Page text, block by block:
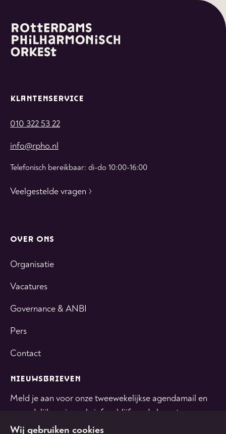
KLANTENSERVICE
010 322 53 22
info@rpho.nl
Telefonisch bereikbaar: di-do 10:00-16:00
Veelgestelde vragen
OVER ONS
Organisatie
Vacatures
Governance & ANBI
Pers
Contact
NIEUWSBRIEVEN
Meld je aan voor onze tweewekelijkse agendamail en
maandelijkse nieuwsbrief en blijf op de hoogte.
Wij gebruiken cookies